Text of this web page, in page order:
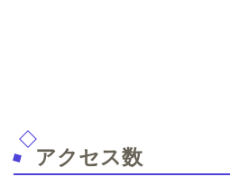
アクセス数